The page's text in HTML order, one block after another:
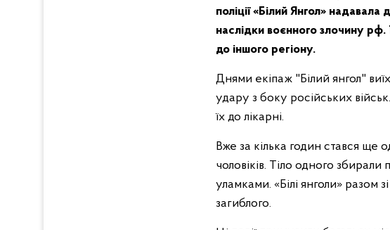
поліції «Білий Янгол»
наслідки воєнного злочину рф.
до іншого регіону.
Днями екіпаж "Білий янгол"
удару з боку російських
їх до лікарні.
Вже за кілька годин стався ще
чоловіків. Тіло одного
уламками. «Білі янголи» разом
загиблого.